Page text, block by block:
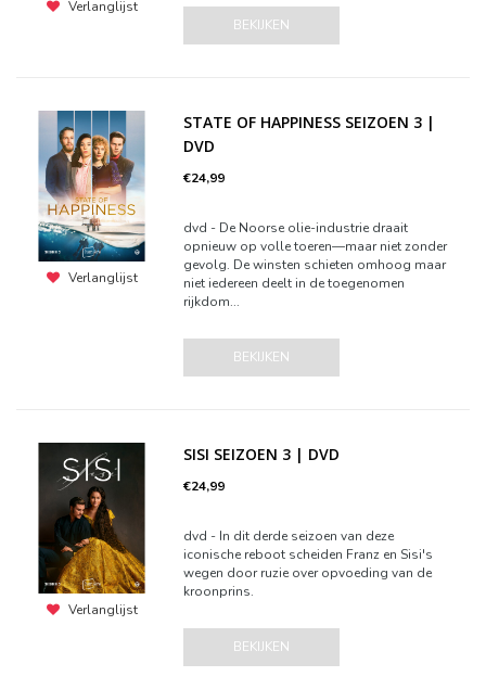
Verlanglijst
BEKIJKEN
Verlanglijst
STATE OF HAPPINESS SEIZOEN 3 |
DVD
€24,99
dvd - De Noorse olie-industrie draait
opnieuw op volle toeren—maar niet zonder
gevolg. De winsten schieten omhoog maar
niet iedereen deelt in de toegenomen
rijkdom...
BEKIJKEN
Verlanglijst
SISI SEIZOEN 3 | DVD
€24,99
dvd - In dit derde seizoen van deze
iconische reboot scheiden Franz en Sisi's
wegen door ruzie over opvoeding van de
kroonprins.
BEKIJKEN